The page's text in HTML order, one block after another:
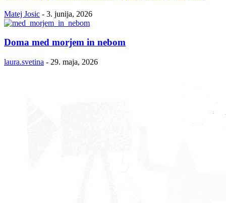
Matej Josic - 3. junija, 2026
Doma med morjem in nebom
laura.svetina - 29. maja, 2026